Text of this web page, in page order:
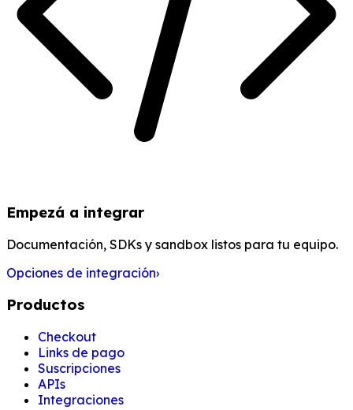
Empezá a integrar
Documentación, SDKs y sandbox listos para tu equipo.
Opciones de integración›
Productos
Checkout
Links de pago
Suscripciones
APIs
Integraciones